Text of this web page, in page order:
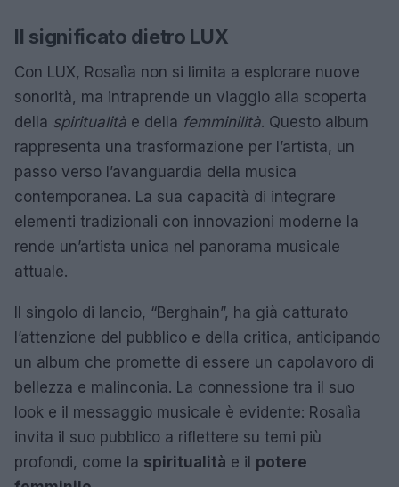
Il significato dietro LUX
Con LUX, Rosalìa non si limita a esplorare nuove
sonorità, ma intraprende un viaggio alla scoperta
della spiritualità e della femminilità. Questo album
rappresenta una trasformazione per l’artista, un
passo verso l’avanguardia della musica
contemporanea. La sua capacità di integrare
elementi tradizionali con innovazioni moderne la
rende un’artista unica nel panorama musicale
attuale.
Il singolo di lancio, “Berghain”, ha già catturato
l’attenzione del pubblico e della critica, anticipando
un album che promette di essere un capolavoro di
bellezza e malinconia. La connessione tra il suo
look e il messaggio musicale è evidente: Rosalìa
invita il suo pubblico a riflettere su temi più
profondi, come la spiritualità e il potere